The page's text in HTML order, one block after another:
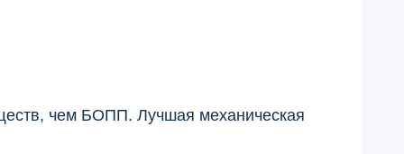
чем БОПП. Лучшая механическая